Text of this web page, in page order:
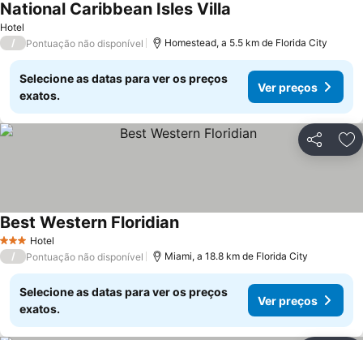
Hotel
National Caribbean Isles Villa
/ Pontuação não disponível Homestead, a 5.5 km de Florida City
Selecione as datas para ver os preços
exatos.
Ver preços
Partilhar
3 EstrelasHotel
Best Western FloridianVer preços
/ Pontuação não disponível Miami, a 18.8 km de Florida City
Selecione as datas para ver os preços
exatos.
Ver preços